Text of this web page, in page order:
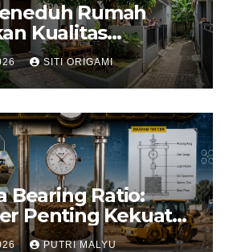
Rumah
Kualitas
Hunian
SITI ORIGAMI
Bearing Ratio:
Penting Kekuatan
PUTRI MALYU